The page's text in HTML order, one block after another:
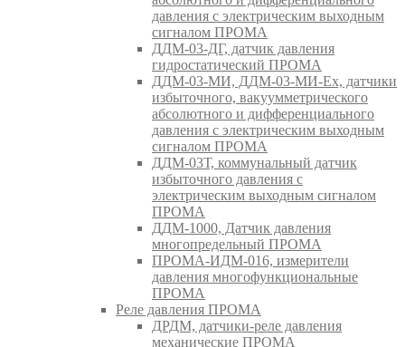
давления с электрическим выходным
сигналом ПРОМА
ДДМ-03-ДГ, датчик давления
гидростатический ПРОМА
ДДМ-03-МИ, ДДМ-03-МИ-Ех, датчики
избыточного, вакуумметрического
абсолютного и дифференциального
давления с электрическим выходным
сигналом ПРОМА
ДДМ-03Т, коммунальный датчик
избыточного давления с
электрическим выходным сигналом
ПРОМА
ДДМ-1000, Датчик давления
многопредельный ПРОМА
ПРОМА-ИДМ-016, измерители
давления многофункциональные
ПРОМА
Реле давления ПРОМА
ДРДМ, датчики-реле давления
механические ПРОМА